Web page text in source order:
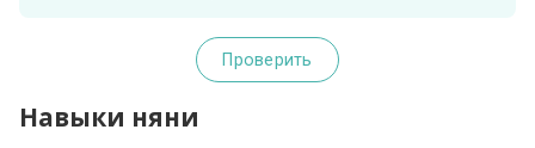
Проверить
Навыки няни